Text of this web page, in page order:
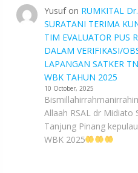
Yusufon RUMKITAL
SURATANI TERIMA
TIM EVALUATOR PUS
DALAM VERIFIKASI/
LAPANGAN SATKER
WBK TAHUN 2025
10 October, 2025
Allaah RSAL dr Midiato
Tanjung Pinang
WBK 2025